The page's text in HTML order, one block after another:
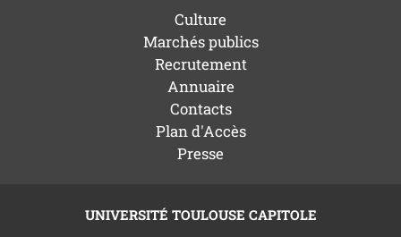
Culture
Marchés publics
Recrutement
Annuaire
Contacts
Plan d'Accès
Presse
UNIVERSITÉ TOULOUSE CAPITOLE